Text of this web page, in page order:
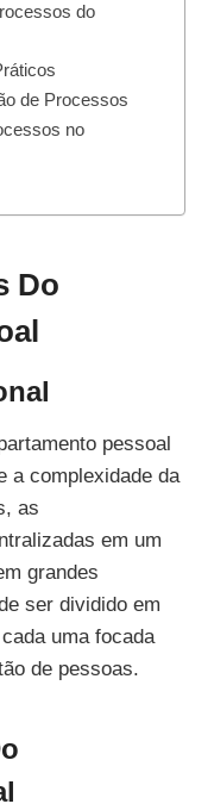
do
de Processos
no
Do
pessoal
a complexidade da
as
em um
grandes
ser dividido em
uma focada
de pessoas.